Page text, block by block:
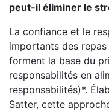
peut-il éliminer le
La confiance et le
importants des
forment la base du
responsabilités en
responsabilités)*.
Satter, cette